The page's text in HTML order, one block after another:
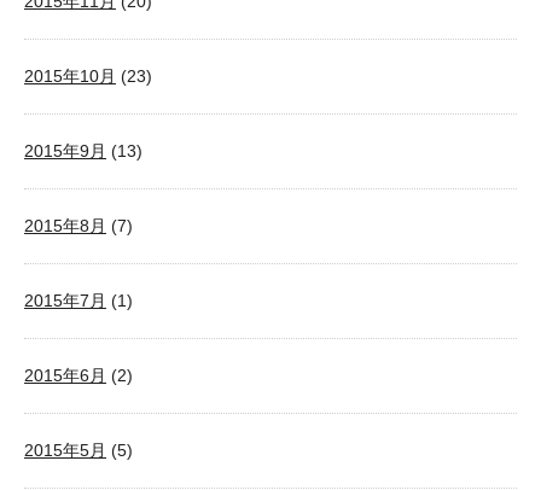
2015年10月 (23)
2015年9月 (13)
2015年8月 (7)
2015年7月 (1)
2015年6月 (2)
2015年5月 (5)